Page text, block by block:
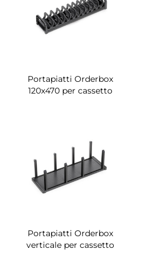
Portapiatti Orderbox
120x470 per cassetto
Portapiatti Orderbox
verticale per cassetto